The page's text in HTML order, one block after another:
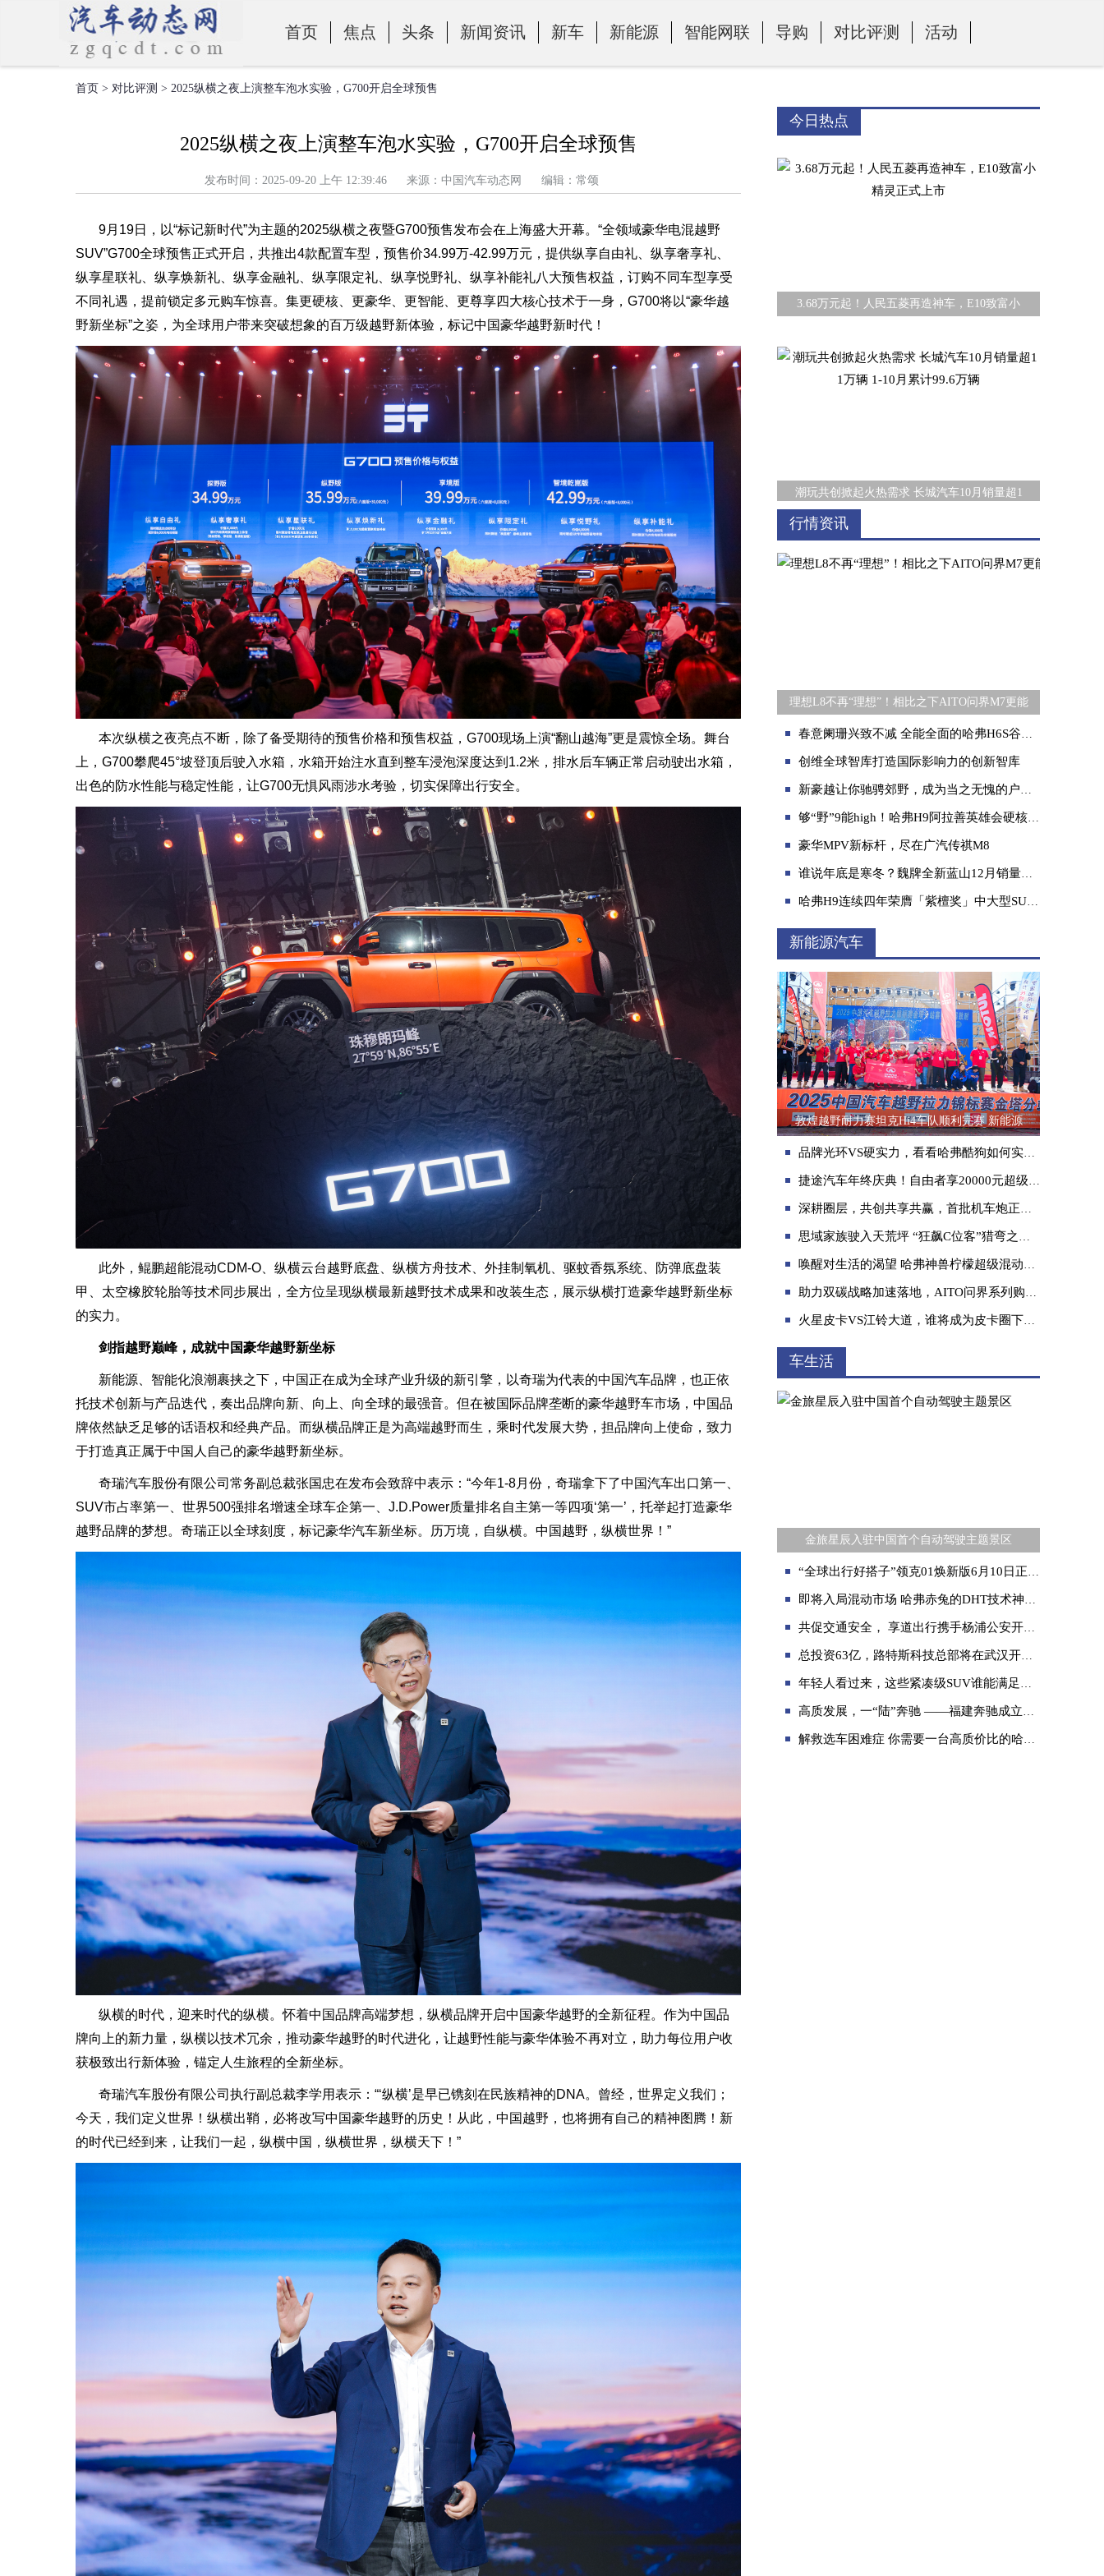
首页 焦点 头条 新闻资讯 新车 新能源 智能网联 导购 对比评测 活动
零部件
首页 > 对比评测 > 2025纵横之夜上演整车泡水实验，G700开启全球预售
2025纵横之夜上演整车泡水实验，G700开启全球预售
发布时间：2025-09-20 上午 12:39:46 来源：中国汽车动态网 编辑：常颂
9月19日，以“标记新时代”为主题的2025纵横之夜暨G700预售发布会在上海盛大开幕。“全领域豪华电混越野
SUV”G700全球预售正式开启，共推出4款配置车型，预售价34.99万-42.99万元，提供纵享自由礼、纵享奢享礼、
纵享星联礼、纵享焕新礼、纵享金融礼、纵享限定礼、纵享悦野礼、纵享补能礼八大预售权益，订购不同车型享受
不同礼遇，提前锁定多元购车惊喜。集更硬核、更豪华、更智能、更尊享四大核心技术于一身，G700将以“豪华越
野新坐标”之姿，为全球用户带来突破想象的百万级越野新体验，标记中国豪华越野新时代！
本次纵横之夜亮点不断，除了备受期待的预售价格和预售权益，G700现场上演“翻山越海”更是震惊全场。舞台
上，G700攀爬45°坡登顶后驶入水箱，水箱开始注水直到整车浸泡深度达到1.2米，排水后车辆正常启动驶出水箱，
出色的防水性能与稳定性能，让G700无惧风雨涉水考验，切实保障出行安全。
此外，鲲鹏超能混动CDM-O、纵横云台越野底盘、纵横方舟技术、外挂制氧机、驱蚊香氛系统、防弹底盘装
甲、太空橡胶轮胎等技术同步展出，全方位呈现纵横最新越野技术成果和改装生态，展示纵横打造豪华越野新坐标
的实力。
剑指越野巅峰，成就中国豪华越野新坐标
新能源、智能化浪潮裹挟之下，中国正在成为全球产业升级的新引擎，以奇瑞为代表的中国汽车品牌，也正依
托技术创新与产品迭代，奏出品牌向新、向上、向全球的最强音。但在被国际品牌垄断的豪华越野车市场，中国品
牌依然缺乏足够的话语权和经典产品。而纵横品牌正是为高端越野而生，乘时代发展大势，担品牌向上使命，致力
于打造真正属于中国人自己的豪华越野新坐标。
奇瑞汽车股份有限公司常务副总裁张国忠在发布会致辞中表示：“今年1-8月份，奇瑞拿下了中国汽车出口第一、
SUV市占率第一、世界500强排名增速全球车企第一、J.D.Power质量排名自主第一等四项‘第一’，托举起打造豪华
越野品牌的梦想。奇瑞正以全球刻度，标记豪华汽车新坐标。历万境，自纵横。中国越野，纵横世界！”
纵横的时代，迎来时代的纵横。怀着中国品牌高端梦想，纵横品牌开启中国豪华越野的全新征程。作为中国品
牌向上的新力量，纵横以技术冗余，推动豪华越野的时代进化，让越野性能与豪华体验不再对立，助力每位用户收
获极致出行新体验，锚定人生旅程的全新坐标。
奇瑞汽车股份有限公司执行副总裁李学用表示：“‘纵横’是早已镌刻在民族精神的DNA。曾经，世界定义我们；
今天，我们定义世界！纵横出鞘，必将改写中国豪华越野的历史！从此，中国越野，也将拥有自己的精神图腾！新
的时代已经到来，让我们一起，纵横中国，纵横世界，纵横天下！”
今日热点
3.68万元起！人民五菱再造神车，E10致富小
潮玩共创掀起火热需求 长城汽车10月销量超1
秋高气爽秋意浓，开风行游艇带着全家去野外
快跟随2024款哈弗大狗逃离酷夏！专属移动空
行情资讯
理想L8不再“理想”！相比之下AITO问界M7更能
春意阑珊兴致不减 全能全面的哈弗H6S谷雨时节带你踏青去！
创维全球智库打造国际影响力的创新智库
新豪越让你驰骋郊野，成为当之无愧的户外大师
够“野”9能high！哈弗H9阿拉善英雄会硬核圈粉！
豪华MPV新标杆，尽在广汽传祺M8
谁说年底是寒冬？魏牌全新蓝山12月销量飘红 劲销8057辆！
哈弗H9连续四年荣膺「紫檀奖」中大型SUV NO.1
新能源汽车
敦煌越野耐力赛坦克Hi4车队顺利完赛 新能源
品牌光环VS硬实力，看看哈弗酷狗如何实力致胜
捷途汽车年终庆典！自由者享20000元超级置换现金优惠
深耕圈层，共创共享共赢，首批机车炮正式交付
思域家族驶入天荒坪 “狂飙C位客”猎弯之旅圆满收官
唤醒对生活的渴望 哈弗神兽柠檬超级混动DHT逐梦贺兰山
助力双碳战略加速落地，AITO问界系列购车指南
火星皮卡VS江铃大道，谁将成为皮卡圈下一个新宠？
车生活
金旅星辰入驻中国首个自动驾驶主题景区
“全球出行好搭子”领克01焕新版6月10日正式上市，上市专享价11.88万元起
即将入局混动市场 哈弗赤兔的DHT技术神在哪？
共促交通安全， 享道出行携手杨浦公安开展交通安全培训活动
总投资63亿，路特斯科技总部将在武汉开发区动工
年轻人看过来，这些紧凑级SUV谁能满足你的刚需？
高质发展，一“陆”奔驰 ——福建奔驰成立16周年
解救选车困难症 你需要一台高质价比的哈弗H6国潮版